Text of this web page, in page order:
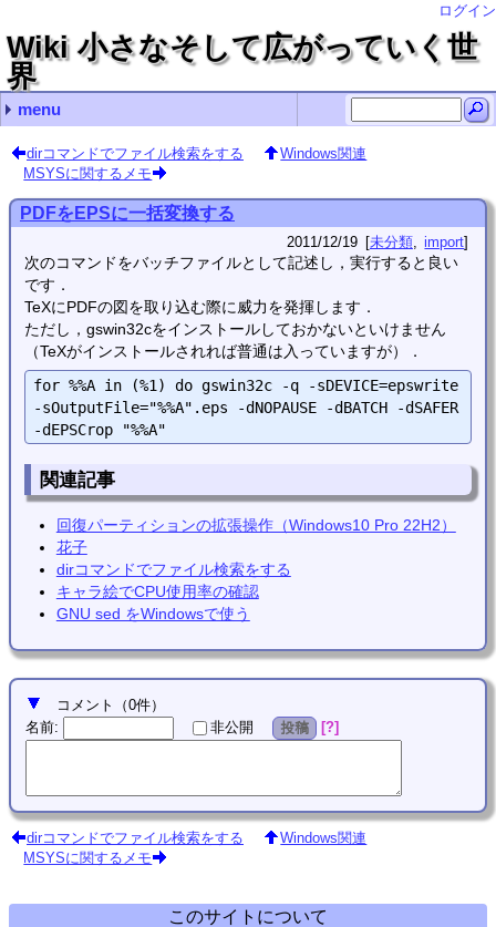
ログイン
Wiki 小さなそして広がっていく世
界
menu
最近の記事
.vimrcの記述例
画面の分割やタブの操作
nohupの使い方
exiftool（CLI付Perlライブラリ）の存在とインストール，
LaTeXで空白記号を出力する
最近のコメント
Debianサーバ構築編 name
bcで指数表示 Hirayama Hirosugu
bcで指数表示 ゴミ情報
usermod ken2kent
adiaryでTeXを使う Hirayama Hirosugu
コンテンツ
Debianに関すること
常用するようなコマンド？
Linuxの各種圧縮・展開コマンド
履歴検索いろいろ 端末でCtrl＋rとたたいた後に
nohupの使い方
管理コマンド
usermod
rsync
analog
crontab
sysv-rc-conf
find
ハードディスクの温度をDebian上で確認する（
cpufreqによるクロック周波数制御
時間制御 cronとat
シェルスクリプト
画像変換
lameでフォルダ内のwavファイルを一括変換する
Wake-on-LANの使い方
manページをPDFファイルに変換するには？
仮想端末を一時的にロックする
Debianのホームディレクトリの名前を日本語から英語に
rootにsuするとファイル名や設定ファイル内の日本語が
.bashrc編集（historyコマンドの保存行数増加とlsコマン
Debianサーバ構築編
adiaryadiaryの導入
adiaryでTeXを使う
adiaryで記事を検索する
画像・各種ファイルのUP
adiaryの画像アップロードについての設定等
Debianのインストール
sshの導入と使い方
apacheのディレクトリ一覧の文字コード指定
Debianデスクトップ構築編
Nautilusの設定
Debian LennyでUSB Audioをデフォルトにする
Debian Lennyでの動画編集
Avidemuxのメモ
Debian LennyでSE-200PCIをデフォルトにする
FirefoxをLennyにインストールする
Debianに自分でインストールしたFirefoxを更新する
プログラミング
GSLの使い方
GSLで簡単プログラミング１
GSLで簡単プログラミング2
totemのプラグインを自作？
Cのコンパイルについて
Borland C++ Compiler 5.5のインストールについて
GlibのWindowsにおけるインストールと…
クロスプラットフォーム
vim置換で改行を使う
文字数カウント
vimの簡単な使い方
vimの設定
vimのキーボードマクロ
置換で使用する正規表現の例
vimで確認しながら置換操作する
ある文字列を囲んでいる記号を別の記号に置換する
Gvimで印刷する
指定した間隔で行頭へ文字列を挿入する
ちょっと前にddで消した行を呼び出す
vimでsyntaxを追加する
vimで折畳みを使う
vimでdiffを使う
vimで行頭に一括で記号を挿入・削除
Windows版GvimでPowerShellを呼び出す．
画面の分割やタブの操作
.vimrcの記述例
GIMP
TeXdvioutのEPS表示設定
dvipdfmx(Debian)のエラー解決
TeX環境の構築
TeXの索引の書式を変更する
hyperrefは読み込ませる順番に気をつけましょう
図のcaptionを再定義する
fancyhdrでヘッダの書式指定
table環境やarray環境で行間を変更する
TeXで図をコード記述位置に強制的に出力する
dviout abort automatic font generation
TeX(LaTeX)のfigure環境で，dpiを考慮した画像幅をポ
scilab簡単な使い方
数式をラベルに挿入
inkscape
inkscapeで数式
textextの代替
gnuplotのsvg出力でフォントを設定し，inkscapeで編
mplayer
mplayerのプレイリスト
gnuplot
gnuplotを使ってみる（実用編）
bcで指数表示
各種変換
flvファイルから音声抽出
文字コードの変換（nkfを利用して）
mp4ファイルから音声抽出
jpgをepsに変換する
ファイル名の文字コードを変更する convmv
BonTsDemuxをLinux（Debian squeeze）で使う
PNGファイルとJPGファイルをPDFファイルへ変換．
Windows関連
Windows PowerShellでファイル名を一括変更する（
回復パーティションの拡張操作（Windows10 Pro 22H2）
GNU sed をWindowsで使う
robocopyでファイルサーバにバックアップ
花子
OSの再インストール編
Excelのマクロ
Windowsのコマンドプロンプトでファイル検索
キャラ絵でCPU使用率の確認
TvRockの設定（with PT2）
dirコマンドでファイル検索をする
PDFをEPSに一括変換する
MSYSに関するメモ
自転車関連
タグ（あまり機能していません）
Linux (11)
import (112)
TeX (2)
クロスプラットフォーム (2)
vim (3)
未分類 (92)
花子 (2)
(none) (14)
dirコマンドでファイル検索をする
Windows関連
MSYSに関するメモ
PDFをEPSに一括変換する
2011/12/19 未分類 import
次のコマンドをバッチファイルとして記述し，実行すると良い
です．
TeXにPDFの図を取り込む際に威力を発揮します．
ただし，gswin32cをインストールしておかないといけません
（TeXがインストールされれば普通は入っていますが）．
for %%A in (%1) do gswin32c -q -sDEVICE=epswrite
-sOutputFile="%%A".eps -dNOPAUSE -dBATCH -dSAFER
関連記事
回復パーティションの拡張操作（Windows10 Pro 22H2）
花子
dirコマンドでファイル検索をする
キャラ絵でCPU使用率の確認
GNU sed をWindowsで使う
コメント （0件）
名前: 非公開 投稿 ?
dirコマンドでファイル検索をする
Windows関連
MSYSに関するメモ
このサイトについて